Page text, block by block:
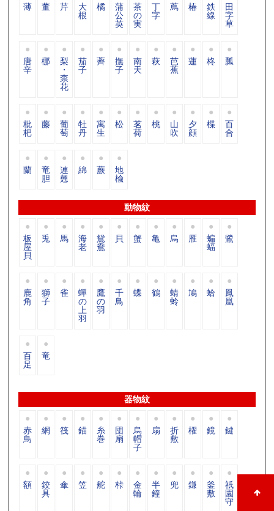
薄 董 芹 大
根
橘 蒲
公
英
茶
の
実
丁
字
蔦 椿 鉄
線
田
字
草
唐
辛
梛 梨
・
柰
花
茄
子
薺 撫
子
南
天
萩 芭
蕉
蓮 柊 瓢
枇
杷
藤 葡
萄
牡
丹
寓
生
松 茗
荷
桃 山
吹
夕
顔
楪 百
合
蘭 竜
胆
連
翹
綿 蕨 地
楡
動物紋
板
屋
貝
兎 馬 海
老
鴛
鴦
貝 蟹 亀 烏 雁 蝙
蝠
鷺
鹿
角
獅
子
雀 蟬
の
上
羽
鷹
の
羽
千
鳥
蝶 鶴 蜻
蛉
鳩 蛤 鳳
凰
百
足
竜
器物紋
赤
鳥
網 筏 錨 糸
巻
団
扇
烏
帽
子
扇 折
敷
櫂 鏡 鍵
額 鉸
具
傘 笠 舵 桛 金
輪
半
鐘
兜 鎌 釜
敷
祇
園
守